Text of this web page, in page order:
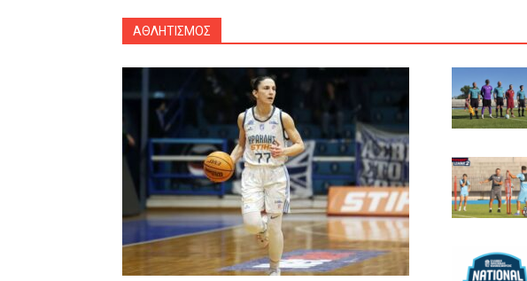
ΑΘΛΗΤΙΣΜΟΣ